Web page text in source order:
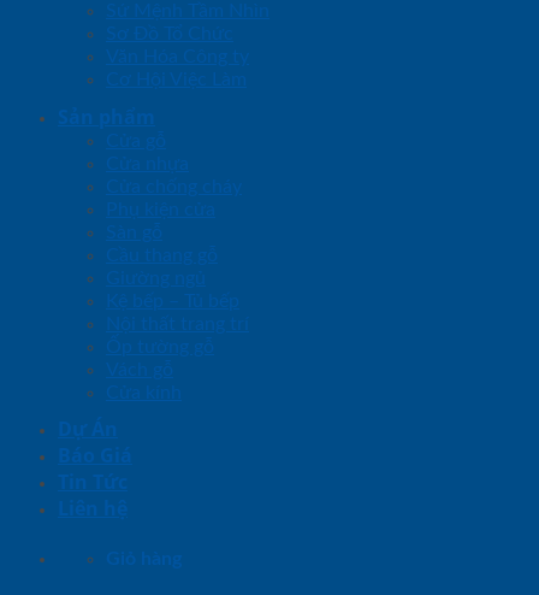
Sứ Mệnh Tầm Nhìn
Sơ Đồ Tổ Chức
Văn Hóa Công ty
Cơ Hội Việc Làm
Sản phẩm
Cửa gỗ
Cửa nhựa
Cửa chống cháy
Phụ kiện cửa
Sàn gỗ
Cầu thang gỗ
Giường ngủ
Kệ bếp – Tủ bếp
Nội thất trang trí
Ốp tường gỗ
Vách gỗ
Cửa kính
Dự Án
Báo Giá
Tin Tức
Liên hệ
Giỏ hàng